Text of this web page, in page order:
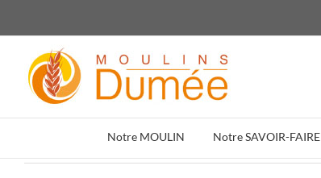
contenu
Notre MOULIN Notre SAVOIR-FAIRE